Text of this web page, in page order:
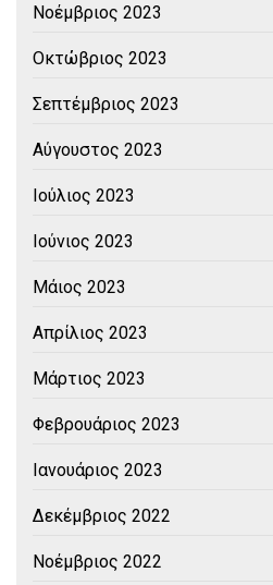
Νοέμβριος 2023
Οκτώβριος 2023
Σεπτέμβριος 2023
Αύγουστος 2023
Ιούλιος 2023
Ιούνιος 2023
Μάιος 2023
Απρίλιος 2023
Μάρτιος 2023
Φεβρουάριος 2023
Ιανουάριος 2023
Δεκέμβριος 2022
Νοέμβριος 2022